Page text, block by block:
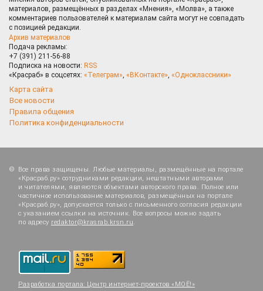
материалов, размещённых в разделах «Мнения», «Молва», а также
комментариев пользователей к материалам сайта могут не совпадать
с позицией редакции.
Архив материалов
Подача рекламы:
+7 (391) 211-56-88
Подписка на новости: RSS
«Красраб» в соцсетях: «Телеграм», «ВКонтакте», «Одноклассники»
Карта сайта
Все новости
Правила общения
Политика конфиденциальности
Все права защищены. Любые материалы, размещённые на портале
«Красраб.ру» сотрудниками редакции, нештатными авторами
и читателями, являются объектами авторского права. Полное или
частичное использование материалов, размещённых на портале
«Красраб.ру», допускается только с письменного согласия редакции
с указанием ссылки на источник. Все вопросы можно задать
по адресу redaktor@krasrab.krsn.ru.
Разработка портала: Центр интернет-проектов «МОЁ!»